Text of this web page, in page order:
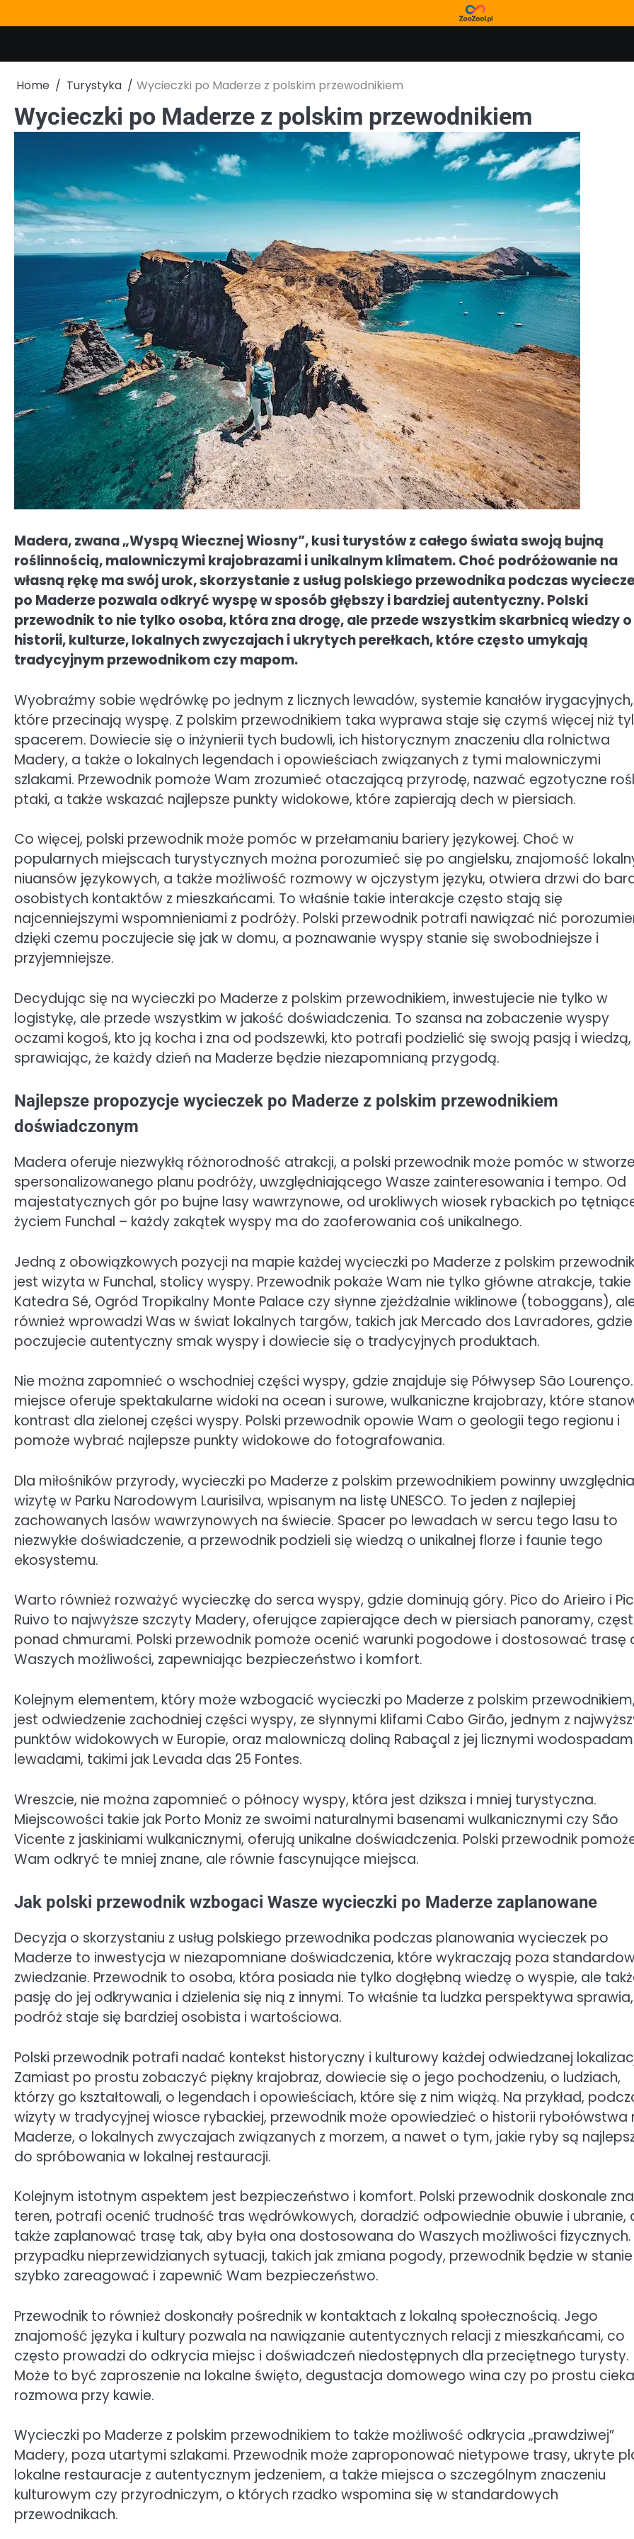
to
Home Turystyka Wycieczki po Maderze z polskim przewodnikiem
Wycieczki po Maderze z polskim przewodnikiem
Madera, zwana „Wyspą Wiecznej Wiosny”, kusi turystów z całego świata swoją bujną
roślinnością, malowniczymi krajobrazami i unikalnym klimatem. Choć podróżowanie na
własną rękę ma swój urok, skorzystanie z usług polskiego przewodnika podczas
po Maderze pozwala odkryć wyspę w sposób głębszy i bardziej autentyczny. Polski
przewodnik to nie tylko osoba, która zna drogę, ale przede wszystkim skarbnicą wiedzy o
historii, kulturze, lokalnych zwyczajach i ukrytych perełkach, które często umykają
tradycyjnym przewodnikom czy mapom.
Wyobraźmy sobie wędrówkę po jednym z licznych lewadów, systemie kanałów irygacyjnych,
które przecinają wyspę. Z polskim przewodnikiem taka wyprawa staje się czymś więcej niż
spacerem. Dowiecie się o inżynierii tych budowli, ich historycznym znaczeniu dla rolnictwa
Madery, a także o lokalnych legendach i opowieściach związanych z tymi malowniczymi
szlakami. Przewodnik pomoże Wam zrozumieć otaczającą przyrodę, nazwać egzotyczne
ptaki, a także wskazać najlepsze punkty widokowe, które zapierają dech w piersiach.
Co więcej, polski przewodnik może pomóc w przełamaniu bariery językowej. Choć w
popularnych miejscach turystycznych można porozumieć się po angielsku, znajomość
niuansów językowych, a także możliwość rozmowy w ojczystym języku, otwiera drzwi do
osobistych kontaktów z mieszkańcami. To właśnie takie interakcje często stają się
najcenniejszymi wspomnieniami z podróży. Polski przewodnik potrafi nawiązać nić
dzięki czemu poczujecie się jak w domu, a poznawanie wyspy stanie się swobodniejsze i
przyjemniejsze.
Decydując się na wycieczki po Maderze z polskim przewodnikiem, inwestujecie nie tylko w
logistykę, ale przede wszystkim w jakość doświadczenia. To szansa na zobaczenie wyspy
oczami kogoś, kto ją kocha i zna od podszewki, kto potrafi podzielić się swoją pasją i wiedzą,
sprawiając, że każdy dzień na Maderze będzie niezapomnianą przygodą.
Najlepsze propozycje wycieczek po Maderze z polskim przewodnikiem
doświadczonym
Madera oferuje niezwykłą różnorodność atrakcji, a polski przewodnik może pomóc w
spersonalizowanego planu podróży, uwzględniającego Wasze zainteresowania i tempo. Od
majestatycznych gór po bujne lasy wawrzynowe, od urokliwych wiosek rybackich po
życiem Funchal – każdy zakątek wyspy ma do zaoferowania coś unikalnego.
Jedną z obowiązkowych pozycji na mapie każdej wycieczki po Maderze z polskim
jest wizyta w Funchal, stolicy wyspy. Przewodnik pokaże Wam nie tylko główne atrakcje, takie
Katedra Sé, Ogród Tropikalny Monte Palace czy słynne zjeżdżalnie wiklinowe (toboggans),
również wprowadzi Was w świat lokalnych targów, takich jak Mercado dos Lavradores, gdzie
poczujecie autentyczny smak wyspy i dowiecie się o tradycyjnych produktach.
Nie można zapomnieć o wschodniej części wyspy, gdzie znajduje się Półwysep São
miejsce oferuje spektakularne widoki na ocean i surowe, wulkaniczne krajobrazy, które
kontrast dla zielonej części wyspy. Polski przewodnik opowie Wam o geologii tego regionu i
pomoże wybrać najlepsze punkty widokowe do fotografowania.
Dla miłośników przyrody, wycieczki po Maderze z polskim przewodnikiem powinny
wizytę w Parku Narodowym Laurisilva, wpisanym na listę UNESCO. To jeden z najlepiej
zachowanych lasów wawrzynowych na świecie. Spacer po lewadach w sercu tego lasu to
niezwykłe doświadczenie, a przewodnik podzieli się wiedzą o unikalnej florze i faunie tego
ekosystemu.
Warto również rozważyć wycieczkę do serca wyspy, gdzie dominują góry. Pico do Arieiro i
Ruivo to najwyższe szczyty Madery, oferujące zapierające dech w piersiach panoramy,
ponad chmurami. Polski przewodnik pomoże ocenić warunki pogodowe i dostosować trasę
Waszych możliwości, zapewniając bezpieczeństwo i komfort.
Kolejnym elementem, który może wzbogacić wycieczki po Maderze z polskim przewodnikiem,
jest odwiedzenie zachodniej części wyspy, ze słynnymi klifami Cabo Girão, jednym z
punktów widokowych w Europie, oraz malowniczą doliną Rabaçal z jej licznymi
lewadami, takimi jak Levada das 25 Fontes.
Wreszcie, nie można zapomnieć o północy wyspy, która jest dziksza i mniej turystyczna.
Miejscowości takie jak Porto Moniz ze swoimi naturalnymi basenami wulkanicznymi czy São
Vicente z jaskiniami wulkanicznymi, oferują unikalne doświadczenia. Polski przewodnik
Wam odkryć te mniej znane, ale równie fascynujące miejsca.
Jak polski przewodnik wzbogaci Wasze wycieczki po Maderze zaplanowane
Decyzja o skorzystaniu z usług polskiego przewodnika podczas planowania wycieczek po
Maderze to inwestycja w niezapomniane doświadczenia, które wykraczają poza
zwiedzanie. Przewodnik to osoba, która posiada nie tylko dogłębną wiedzę o wyspie, ale
pasję do jej odkrywania i dzielenia się nią z innymi. To właśnie ta ludzka perspektywa
podróż staje się bardziej osobista i wartościowa.
Polski przewodnik potrafi nadać kontekst historyczny i kulturowy każdej odwiedzanej
Zamiast po prostu zobaczyć piękny krajobraz, dowiecie się o jego pochodzeniu, o ludziach,
którzy go kształtowali, o legendach i opowieściach, które się z nim wiążą. Na przykład,
wizyty w tradycyjnej wiosce rybackiej, przewodnik może opowiedzieć o historii rybołówstwa
Maderze, o lokalnych zwyczajach związanych z morzem, a nawet o tym, jakie ryby są
do spróbowania w lokalnej restauracji.
Kolejnym istotnym aspektem jest bezpieczeństwo i komfort. Polski przewodnik doskonale zna
teren, potrafi ocenić trudność tras wędrówkowych, doradzić odpowiednie obuwie i ubranie,
także zaplanować trasę tak, aby była ona dostosowana do Waszych możliwości fizycznych.
przypadku nieprzewidzianych sytuacji, takich jak zmiana pogody, przewodnik będzie w stanie
szybko zareagować i zapewnić Wam bezpieczeństwo.
Przewodnik to również doskonały pośrednik w kontaktach z lokalną społecznością. Jego
znajomość języka i kultury pozwala na nawiązanie autentycznych relacji z mieszkańcami, co
często prowadzi do odkrycia miejsc i doświadczeń niedostępnych dla przeciętnego turysty.
Może to być zaproszenie na lokalne święto, degustacja domowego wina czy po prostu
rozmowa przy kawie.
Wycieczki po Maderze z polskim przewodnikiem to także możliwość odkrycia „prawdziwej”
Madery, poza utartymi szlakami. Przewodnik może zaproponować nietypowe trasy, ukryte
lokalne restauracje z autentycznym jedzeniem, a także miejsca o szczególnym znaczeniu
kulturowym czy przyrodniczym, o których rzadko wspomina się w standardowych
przewodnikach.